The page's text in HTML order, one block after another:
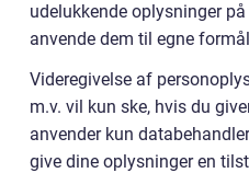
udelukkende oplysninger
anvende dem til egne
Videregivelse af
m.v. vil kun ske, hvis du
anvender kun
give dine oplysninger en